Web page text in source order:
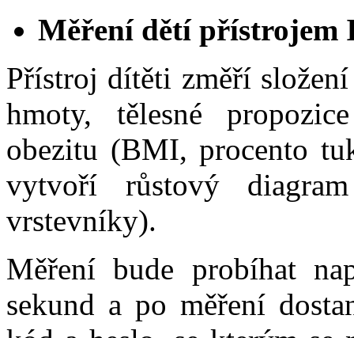
Měření dětí přístrojem
Přístroj dítěti změří
hmoty, tělesné
obezitu (BMI, procento
vytvoří růstový
vrstevníky).
Měření bude probíhat
sekund a po měření